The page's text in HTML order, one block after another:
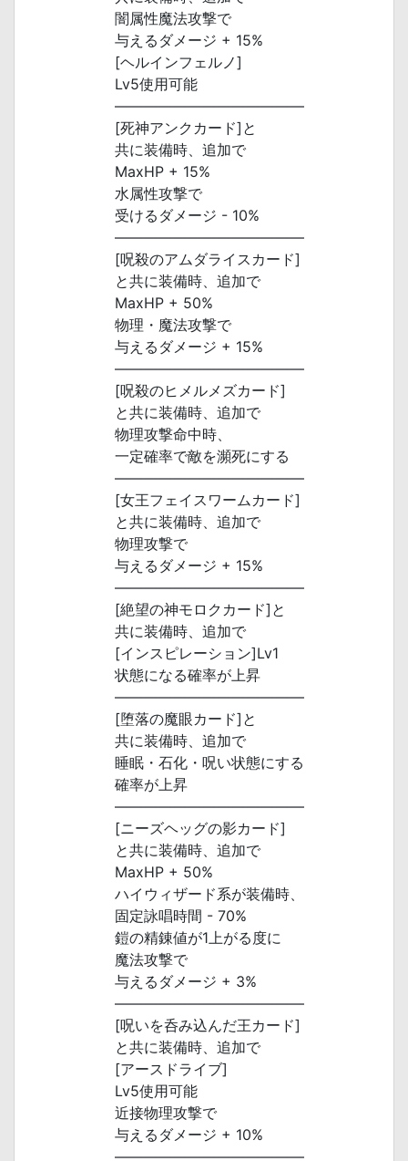
闇属性魔法攻撃で
与えるダメージ + 15%
[ヘルインフェルノ]
Lv5使用可能
―――――――――――――
[死神アンクカード]と
共に装備時、追加で
MaxHP + 15%
水属性攻撃で
受けるダメージ - 10%
―――――――――――――
[呪殺のアムダライスカード]
と共に装備時、追加で
MaxHP + 50%
物理・魔法攻撃で
与えるダメージ + 15%
―――――――――――――
[呪殺のヒメルメズカード]
と共に装備時、追加で
物理攻撃命中時、
一定確率で敵を瀕死にする
―――――――――――――
[女王フェイスワームカード]
と共に装備時、追加で
物理攻撃で
与えるダメージ + 15%
―――――――――――――
[絶望の神モロクカード]と
共に装備時、追加で
[インスピレーション]Lv1
状態になる確率が上昇
―――――――――――――
[堕落の魔眼カード]と
共に装備時、追加で
睡眠・石化・呪い状態にする
確率が上昇
―――――――――――――
[ニーズヘッグの影カード]
と共に装備時、追加で
MaxHP + 50%
ハイウィザード系が装備時、
固定詠唱時間 - 70%
鎧の精錬値が1上がる度に
魔法攻撃で
与えるダメージ + 3%
―――――――――――――
[呪いを呑み込んだ王カード]
と共に装備時、追加で
[アースドライブ]
Lv5使用可能
近接物理攻撃で
与えるダメージ + 10%
―――――――――――――